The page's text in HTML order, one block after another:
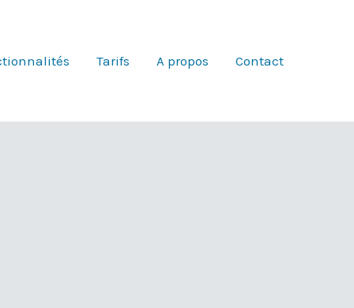
Tarifs A propos Contact